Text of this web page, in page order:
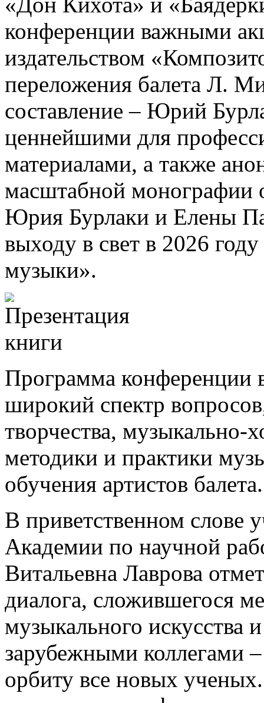
конференции важными
издательством
переложения балета Л.
составление – Юрий
ценнейшими для
материалами, а также
масштабной монографии
Юрия Бурлаки и Елены
выходу в свет в 2026
музыки».
Программа конференции
широкий спектр
творчества, музыкально-
методики и практики
обучения артистов балета.
В приветственном слове
Академии по научной
Витальевна Лаврова
диалога, сложившегося
музыкального искусства
зарубежными коллегами
орбиту все новых